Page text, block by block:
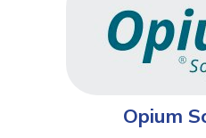
Opium